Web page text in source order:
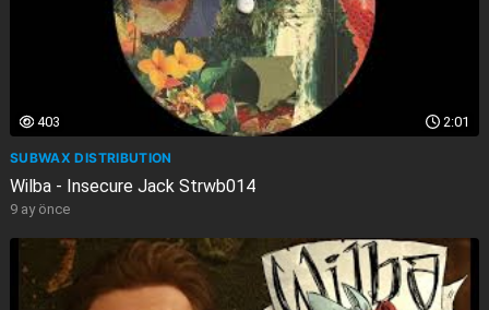
2:01
403
SUBWAX DISTRIBUTION
Wilba - Insecure Jack Strwb014
9 ay önce